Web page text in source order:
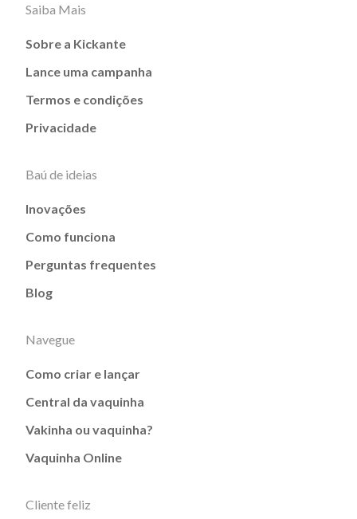
Saiba Mais
Sobre a Kickante
Lance uma campanha
Termos e condições
Privacidade
Baú de ideias
Inovações
Como funciona
Perguntas frequentes
Blog
Navegue
Como criar e lançar
Central da vaquinha
Vakinha ou vaquinha?
Vaquinha Online
Cliente feliz